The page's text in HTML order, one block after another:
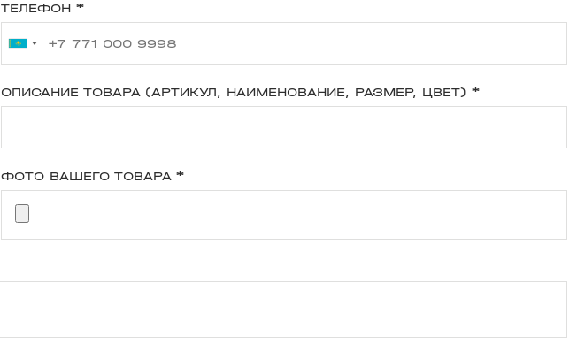
ТЕЛЕФОН *
ОПИСАНИЕ ТОВАРА (АРТИКУЛ, НАИМЕНОВАНИЕ, РАЗМЕР, ЦВЕТ) *
ФОТО ВАШЕГО ТОВАРА *